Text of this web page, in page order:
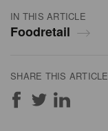
IN THIS ARTICLE
Foodretail
SHARE THIS ARTICLE